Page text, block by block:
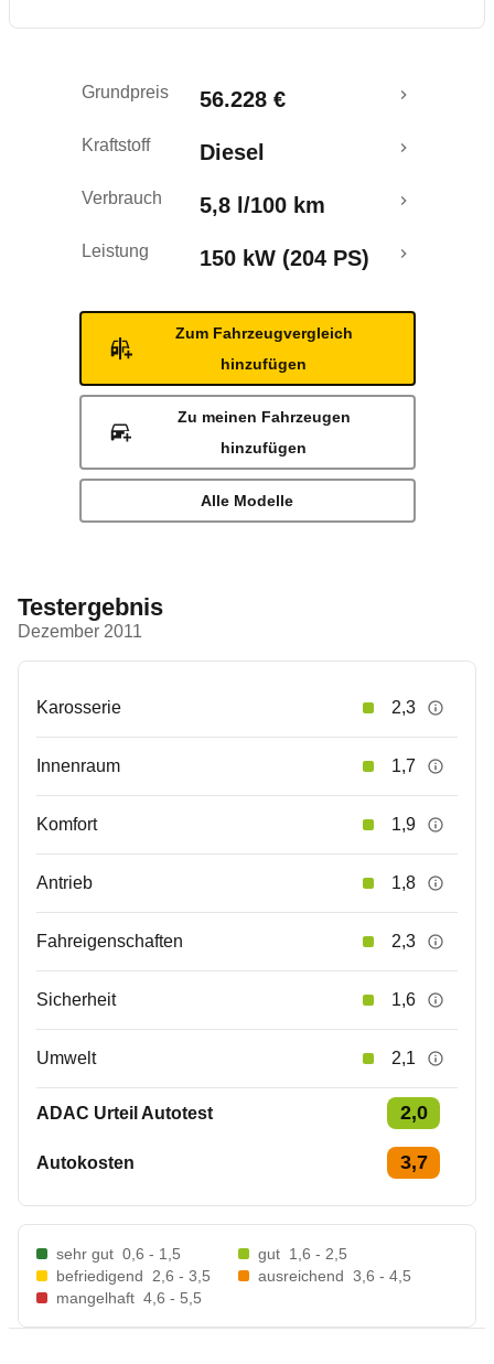
Crashtest
Grundpreis 56.228 €
Kraftstoff Diesel
Verbrauch 5,8 l/100 km
Leistung 150 kW (204 PS)
Zum Fahrzeugvergleich
hinzufügen
Zu meinen Fahrzeugen
hinzufügen
Alle Modelle
Testergebnis
Dezember 2011
Karosserie 2,3
Innenraum 1,7
Komfort 1,9
Antrieb 1,8
Fahreigenschaften 2,3
Sicherheit 1,6
Umwelt 2,1
ADAC Urteil Autotest 2,0
Autokosten 3,7
sehr gut 0,6 - 1,5 gut 1,6 - 2,5
befriedigend
2,6 - 3,5 ausreichend 3,6 - 4,5
mangelhaft 4,6 - 5,5